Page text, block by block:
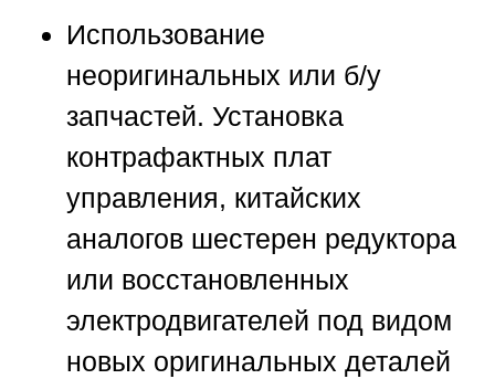
Использование
неоригинальных или б/у
запчастей. Установка
контрафактных плат
управления, китайских
аналогов шестерен редуктора
или восстановленных
электродвигателей под видом
новых оригинальных деталей